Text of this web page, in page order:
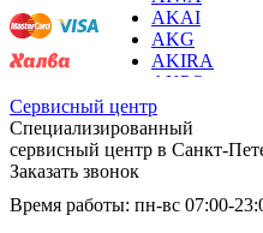
интеллектуальных
интерактивных
интерактивных
интерактивных
интерактивных
интерфейсных
инверторов
ионизаторов
ipad
AKAI
AKG
AKIRA
AKPO
Aksa
AL-KO
ALCATEL
ALLFA
Сервисный центр
Специализированный
сервисный центр в Санкт-
Заказать звонок
Время работы: пн-вс 07:00-